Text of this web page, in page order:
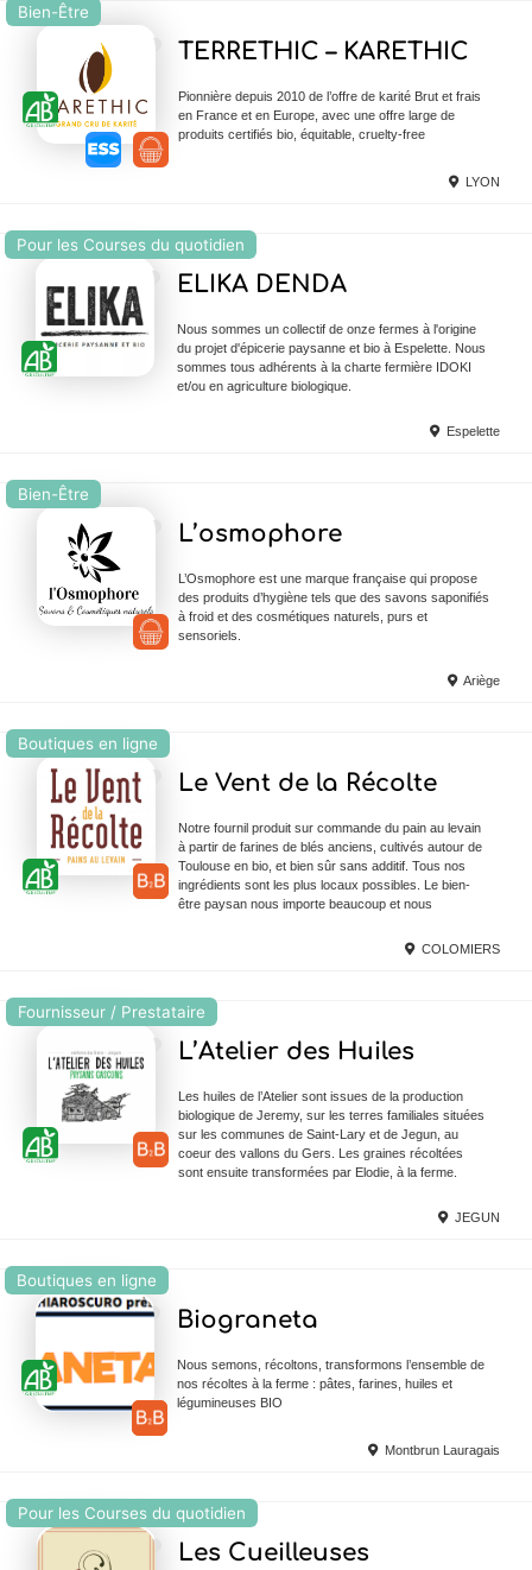
Bien-Être
TERRETHIC – KARETHIC
Pionnière depuis 2010 de l’offre de karité Brut et frais
en France et en Europe, avec une offre large de
produits certifiés bio, équitable, cruelty-free
LYON
Pour les Courses du quotidien
ELIKA DENDA
Nous sommes un collectif de onze fermes à l'origine
du projet d'épicerie paysanne et bio à Espelette. Nous
sommes tous adhérents à la charte fermière IDOKI
et/ou en agriculture biologique.
Espelette
Bien-Être
L’osmophore
L’Osmophore est une marque française qui propose
des produits d’hygiène tels que des savons saponifiés
à froid et des cosmétiques naturels, purs et
sensoriels.
Ariège
Boutiques en ligne
Le Vent de la Récolte
Notre fournil produit sur commande du pain au levain
à partir de farines de blés anciens, cultivés autour de
Toulouse en bio, et bien sûr sans additif. Tous nos
ingrédients sont les plus locaux possibles. Le bien-
être paysan nous importe beaucoup et nous
COLOMIERS
Fournisseur / Prestataire
L’Atelier des Huiles
Les huiles de l’Atelier sont issues de la production
biologique de Jeremy, sur les terres familiales situées
sur les communes de Saint-Lary et de Jegun, au
coeur des vallons du Gers. Les graines récoltées
sont ensuite transformées par Elodie, à la ferme.
JEGUN
Boutiques en ligne
Biograneta
Nous semons, récoltons, transformons l’ensemble de
nos récoltes à la ferme : pâtes, farines, huiles et
légumineuses BIO
Montbrun Lauragais
Pour les Courses du quotidien
Les Cueilleuses